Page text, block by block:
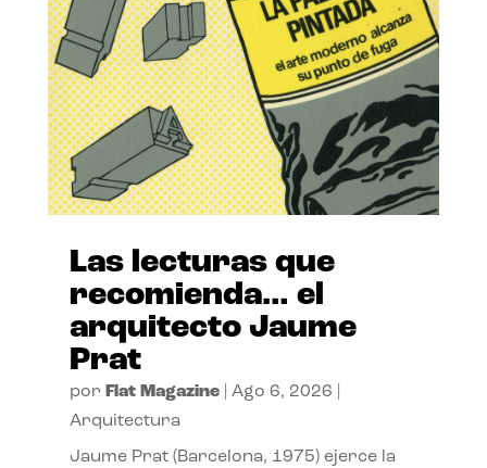
Las lecturas que
recomienda… el
arquitecto Jaume
Prat
por Flat Magazine| Ago 6, 2026
Arquitectura
Jaume Prat (Barcelona, 1975) ejerce la